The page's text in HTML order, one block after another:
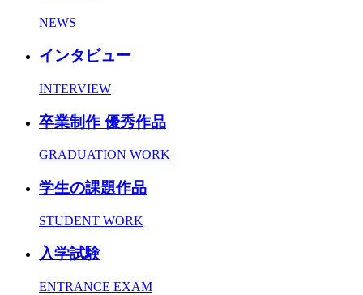
NEWS
インタビュー
INTERVIEW
卒業制作 優秀作品
GRADUATION WORK
学生の課題作品
STUDENT WORK
入学試験
ENTRANCE EXAM